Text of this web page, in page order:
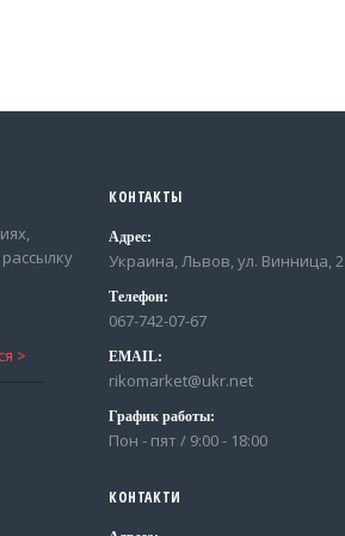
КОНТАКТЫ
Адрес:
Украина, Львов, ул. Винница, 2
Телефон:
067-742-07-67
EMAIL:
rikomarket@ukr.net
График работы:
Пон - пят / 9:00 - 18:00
КОНТАКТИ